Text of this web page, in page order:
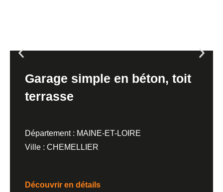
Garage simple en béton, toit
terrasse
Département : MAINE-ET-LOIRE
Ville : CHEMELLIER
Découvrir en détails